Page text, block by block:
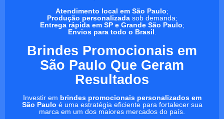
Atendimento local em São Paulo;
Produção personalizadasob demanda;
Entrega rápida em SP e Grande São Paulo;
Envios para todo o Brasil
Brindes Promocionais em
São Paulo Que Geram
Resultados
Investir em brindes promocionais personalizados em
São Paulo é uma estratégia eficiente para fortalecer sua
marca em um dos maiores mercados do país.